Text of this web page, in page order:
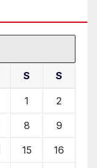
S S
1 2
8 9
15 16